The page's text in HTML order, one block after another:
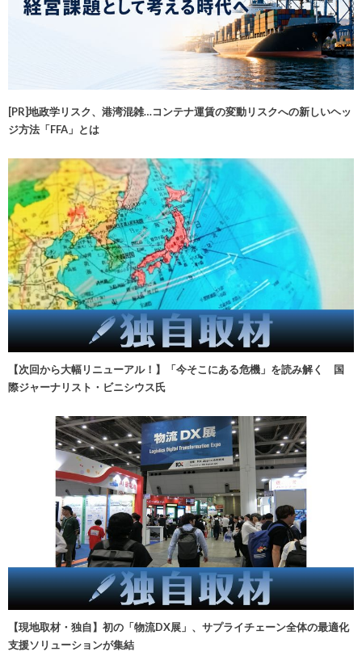
[PR]地政学リスク、港湾混雑…コンテナ運賃の変動リスクへの新しいヘッ
ジ方法「FFA」とは
【次回から大幅リニューアル！】「今そこにある危機」を読み解く 国
際ジャーナリスト・ビニシウス氏
【現地取材・独自】初の「物流DX展」、サプライチェーン全体の最適化
支援ソリューションが集結